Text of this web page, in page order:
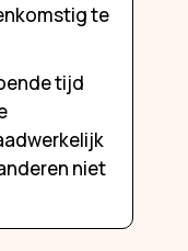
te
tijd
niet